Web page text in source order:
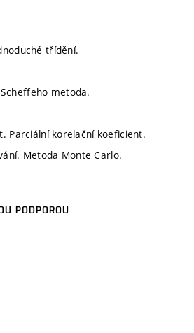
třídění.
metoda.
Parciální korelační koeficient.
Metoda Monte Carlo.
PODPOROU